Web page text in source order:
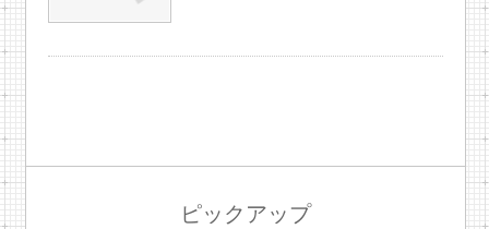
ピックアップ